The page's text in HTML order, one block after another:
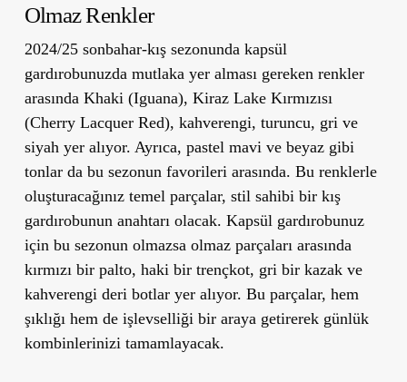
Olmaz Renkler
2024/25 sonbahar-kış sezonunda kapsül
gardırobunuzda mutlaka yer alması gereken renkler
arasında Khaki (Iguana), Kiraz Lake Kırmızısı
(Cherry Lacquer Red), kahverengi, turuncu, gri ve
siyah yer alıyor. Ayrıca, pastel mavi ve beyaz gibi
tonlar da bu sezonun favorileri arasında. Bu renklerle
oluşturacağınız temel parçalar, stil sahibi bir kış
gardırobunun anahtarı olacak. Kapsül gardırobunuz
için bu sezonun olmazsa olmaz parçaları arasında
kırmızı bir palto, haki bir trençkot, gri bir kazak ve
kahverengi deri botlar yer alıyor. Bu parçalar, hem
şıklığı hem de işlevselliği bir araya getirerek günlük
kombinlerinizi tamamlayacak.